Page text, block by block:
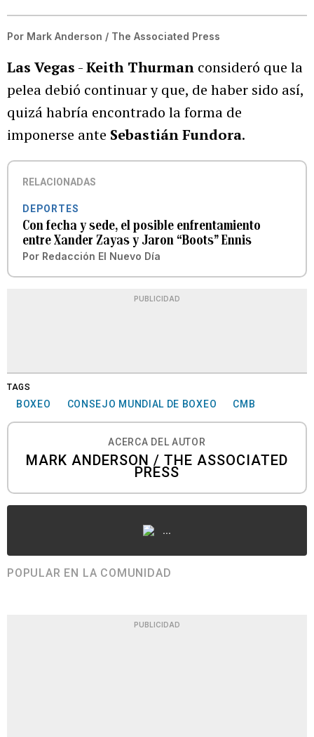
Por Mark Anderson / The Associated Press
Las Vegas -Keith Thurman consideró que la
pelea debió continuar y que, de haber sido así,
quizá habría encontrado la forma de
imponerse ante Sebastián Fundora.
RELACIONADAS
DEPORTES
Con fecha y sede, el posible enfrentamiento
entre Xander Zayas y Jaron “Boots” Ennis
Por Redacción El Nuevo Día
PUBLICIDAD
TAGS
BOXEO CONSEJO MUNDIAL DE BOXEO CMB
ACERCA DEL AUTOR
MARK ANDERSON / THE ASSOCIATED
PRESS
...
POPULAR EN LA COMUNIDAD
PUBLICIDAD